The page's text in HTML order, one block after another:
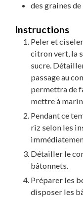
des graines
Instructions
Peler et
citron vert, la
sucre.
passage au
permettra de
mettre à
Pendant ce
riz selon les
Détailler le
bâtonnets.
Préparer les
disposer les